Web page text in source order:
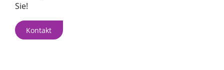
Sie!
Kontakt